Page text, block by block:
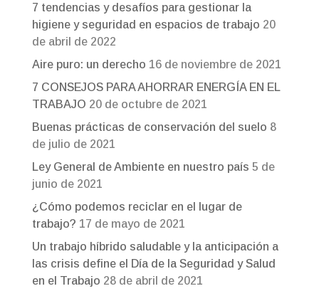
7 tendencias y desafíos para gestionar la
higiene y seguridad en espacios de trabajo 20
de abril de 2022
Aire puro: un derecho 16 de noviembre de 2021
7 CONSEJOS PARA AHORRAR ENERGÍA EN EL
TRABAJO 20 de octubre de 2021
Buenas prácticas de conservación del suelo 8
de julio de 2021
Ley General de Ambiente en nuestro país 5 de
junio de 2021
¿Cómo podemos reciclar en el lugar de
trabajo? 17 de mayo de 2021
Un trabajo híbrido saludable y la anticipación a
las crisis define el Día de la Seguridad y Salud
en el Trabajo 28 de abril de 2021